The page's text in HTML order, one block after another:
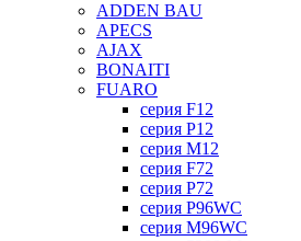
ADDEN BAU
APECS
AJAX
BONAITI
FUARO
серия F12
серия P12
серия M12
серия F72
серия P72
серия P96WC
серия M96WC